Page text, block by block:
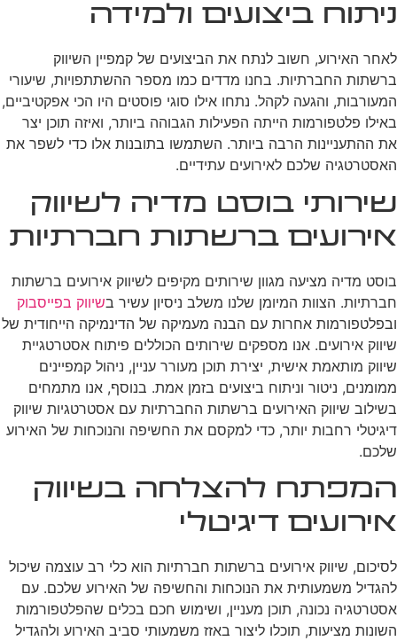
ניתוח ביצועים ולמידה
לאחר האירוע, חשוב לנתח את הביצועים של קמפיין השיווק
ברשתות החברתיות. בחנו מדדים כמו מספר ההשתתפויות, שיעורי
המעורבות, והגעה לקהל. נתחו אילו סוגי פוסטים היו הכי אפקטיביים,
באילו פלטפורמות הייתה הפעילות הגבוהה ביותר, ואיזה תוכן יצר
את ההתעניינות הרבה ביותר. השתמשו בתובנות אלו כדי לשפר את
האסטרטגיה שלכם לאירועים עתידיים.
שירותי בוסט מדיה לשיווק
אירועים ברשתות חברתיות
בוסט מדיה מציעה מגוון שירותים מקיפים לשיווק אירועים ברשתות
חברתיות. הצוות המיומן שלנו משלב ניסיון עשיר בשיווק בפייסבוק
ובפלטפורמות אחרות עם הבנה מעמיקה של הדינמיקה הייחודית של
שיווק אירועים. אנו מספקים שירותים הכוללים פיתוח אסטרטגיית
שיווק מותאמת אישית, יצירת תוכן מעורר עניין, ניהול קמפיינים
ממומנים, ניטור וניתוח ביצועים בזמן אמת. בנוסף, אנו מתמחים
בשילוב שיווק האירועים ברשתות החברתיות עם אסטרטגיות שיווק
דיגיטלי רחבות יותר, כדי למקסם את החשיפה והנוכחות של האירוע
שלכם.
המפתח להצלחה בשיווק
אירועים דיגיטלי
לסיכום, שיווק אירועים ברשתות חברתיות הוא כלי רב עוצמה שיכול
להגדיל משמעותית את הנוכחות והחשיפה של האירוע שלכם. עם
אסטרטגיה נכונה, תוכן מעניין, ושימוש חכם בכלים שהפלטפורמות
השונות מציעות, תוכלו ליצור באזז משמעותי סביב האירוע ולהגדיל